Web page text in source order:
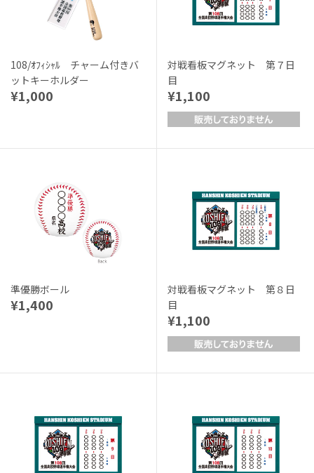
108/ｵﾌｨｼｬﾙ チャーム付きバ
ットキーホルダー
¥1,000
対戦看板マグネット 第７日
目
¥1,100
準優勝ボール
¥1,400
対戦看板マグネット 第８日
目
¥1,100